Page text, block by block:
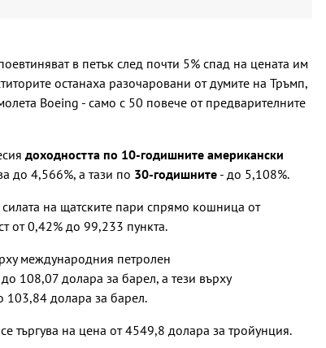
в петък след почти 5% спад на цената им
останаха разочаровани от думите на Тръмп,
Boeing - само с 50 повече от предварителните
доходността по 10-годишните американски
до 4,566%, а тази по 30-годишните - до 5,108%.
на щатските пари спрямо кошница от
от 0,42% до 99,233 пункта.
международния петролен
108,07 долара за барел, а тези върху
103,84 долара за барел.
търгува на цена от 4549,8 долара за тройунция.
Хванаха за ден 31
шофьори с алкохол
или наркотици
Черно море Тича с
Локо (Пд)